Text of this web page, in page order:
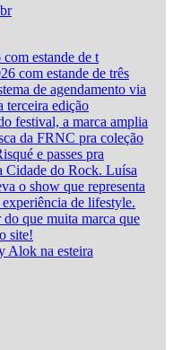
estande de t
Alok na esteira